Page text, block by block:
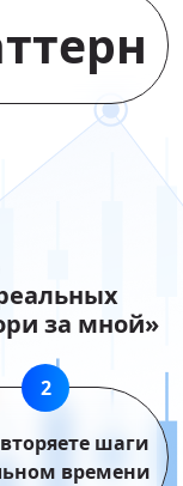
за мной»
шаги
времени